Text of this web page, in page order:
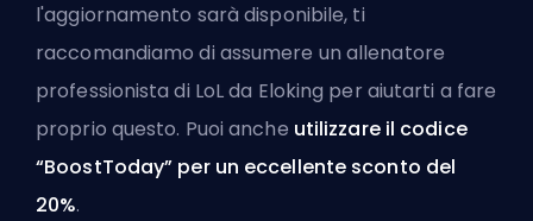
l'aggiornamento sarà disponibile, ti
raccomandiamo di assumere un allenatore
professionista di LoL da Eloking per aiutarti a fare
proprio questo. Puoi anche utilizzare il codice
“BoostToday” per un eccellente sconto del
20%.